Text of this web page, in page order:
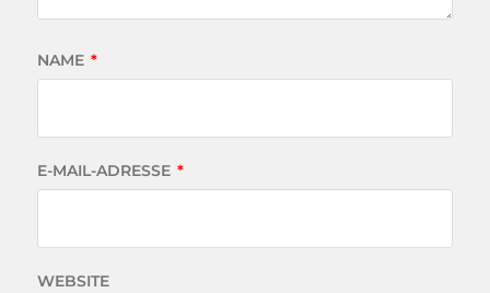
NAME *
E-MAIL-ADRESSE *
WEBSITE